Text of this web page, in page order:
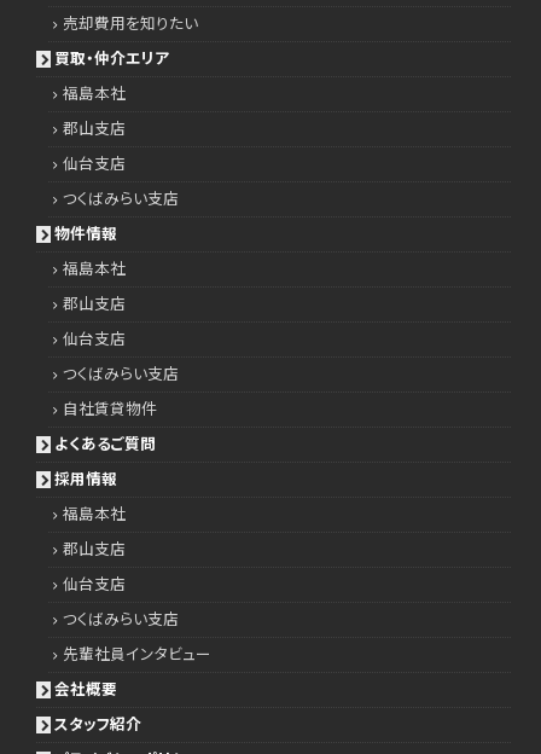
売却費用を知りたい
買取・仲介エリア
福島本社
郡山支店
仙台支店
つくばみらい支店
物件情報
福島本社
郡山支店
仙台支店
つくばみらい支店
自社賃貸物件
よくあるご質問
採用情報
福島本社
郡山支店
仙台支店
つくばみらい支店
先輩社員インタビュー
会社概要
スタッフ紹介